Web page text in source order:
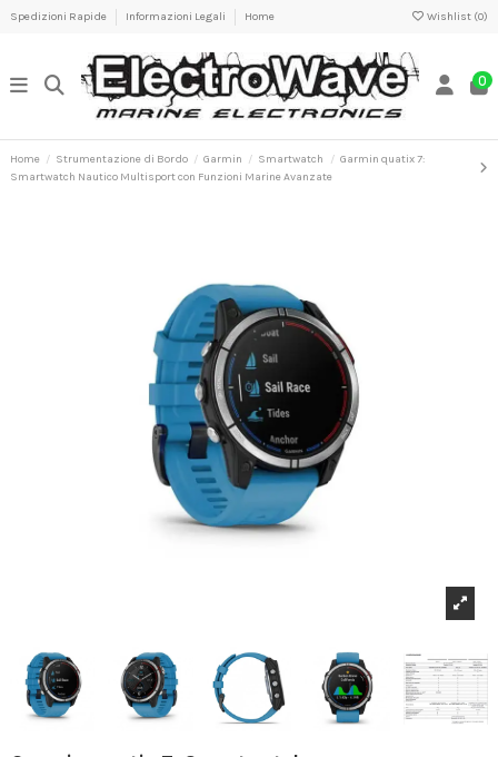
Spedizioni Rapide Informazioni Legali Home Wishlist (0)
0
Home Strumentazione di Bordo Garmin Smartwatch
Garmin quatix 7:
Smartwatch Nautico Multisport con Funzioni Marine Avanzate